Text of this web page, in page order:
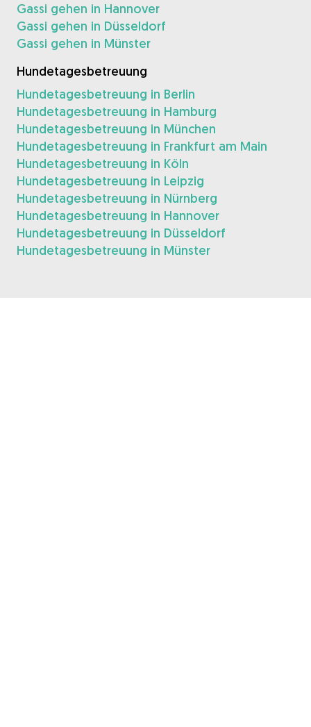
Gassi gehen in Hannover
Gassi gehen in Düsseldorf
Gassi gehen in Münster
Hundetagesbetreuung
Hundetagesbetreuung in Berlin
Hundetagesbetreuung in Hamburg
Hundetagesbetreuung in München
Hundetagesbetreuung in Frankfurt am Main
Hundetagesbetreuung in Köln
Hundetagesbetreuung in Leipzig
Hundetagesbetreuung in Nürnberg
Hundetagesbetreuung in Hannover
Hundetagesbetreuung in Düsseldorf
Hundetagesbetreuung in Münster